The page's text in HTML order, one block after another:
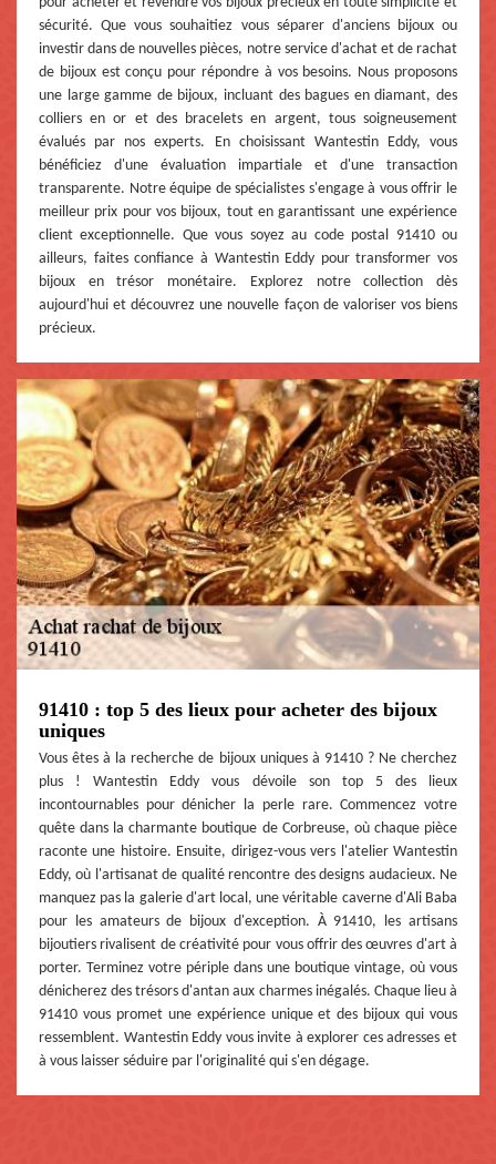
sécurité. Que vous souhaitiez vous séparer d'anciens bijoux ou
investir dans de nouvelles pièces, notre service d'achat et de rachat
de bijoux est conçu pour répondre à vos besoins. Nous proposons
une large gamme de bijoux, incluant des bagues en diamant, des
colliers en or et des bracelets en argent, tous soigneusement
évalués par nos experts. En choisissant Wantestin Eddy, vous
bénéficiez d'une évaluation impartiale et d'une transaction
transparente. Notre équipe de spécialistes s'engage à vous offrir le
meilleur prix pour vos bijoux, tout en garantissant une expérience
client exceptionnelle. Que vous soyez au code postal 91410 ou
ailleurs, faites confiance à Wantestin Eddy pour transformer vos
bijoux en trésor monétaire. Explorez notre collection dès
aujourd'hui et découvrez une nouvelle façon de valoriser vos biens
précieux.
91410 : top 5 des lieux pour acheter des bijoux
uniques
Vous êtes à la recherche de bijoux uniques à 91410 ? Ne cherchez
plus ! Wantestin Eddy vous dévoile son top 5 des lieux
incontournables pour dénicher la perle rare. Commencez votre
quête dans la charmante boutique de Corbreuse, où chaque pièce
raconte une histoire. Ensuite, dirigez-vous vers l'atelier Wantestin
Eddy, où l'artisanat de qualité rencontre des designs audacieux. Ne
manquez pas la galerie d'art local, une véritable caverne d'Ali Baba
pour les amateurs de bijoux d'exception. À 91410, les artisans
bijoutiers rivalisent de créativité pour vous offrir des œuvres d'art à
porter. Terminez votre périple dans une boutique vintage, où vous
dénicherez des trésors d'antan aux charmes inégalés. Chaque lieu à
91410 vous promet une expérience unique et des bijoux qui vous
ressemblent. Wantestin Eddy vous invite à explorer ces adresses et
à vous laisser séduire par l'originalité qui s'en dégage.